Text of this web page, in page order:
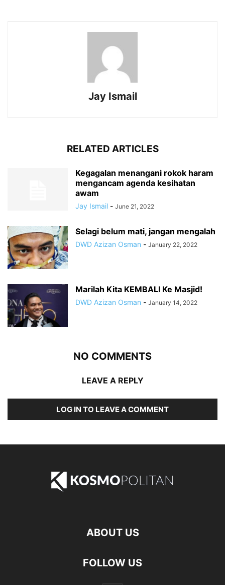
Jay Ismail
RELATED ARTICLES
Kegagalan menangani rokok haram
mengancam agenda kesihatan
awam
Jay Ismail - June 21, 2022
Selagi belum mati, jangan mengalah
DWD Azizan Osman - January 22, 2022
Marilah Kita KEMBALI Ke Masjid!
DWD Azizan Osman - January 14, 2022
NO COMMENTS
LEAVE A REPLY
LOG IN TO LEAVE A COMMENT
ABOUT US
FOLLOW US